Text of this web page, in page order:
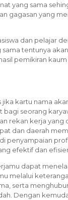
yang sama
gagasan yang
dan pelajar
tentunya akan
pemikiran kaum
jika kartu nama
bagi seorang
rekan kerja yang
dan daerah
penyampaian
efektif dan
dapat
melalui
serta
Dengan